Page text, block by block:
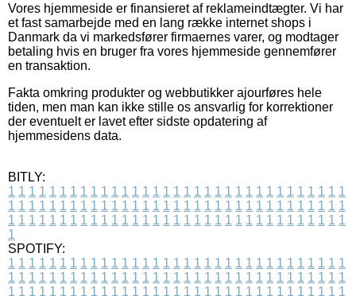
Vores hjemmeside er finansieret af reklameindtægter. Vi har
et fast samarbejde med en lang række internet shops i
Danmark da vi markedsfører firmaernes varer, og modtager
betaling hvis en bruger fra vores hjemmeside gennemfører
en transaktion.
Fakta omkring produkter og webbutikker ajourføres hele
tiden, men man kan ikke stille os ansvarlig for korrektioner
der eventuelt er lavet efter sidste opdatering af
hjemmesidens data.
BITLY:
1 1 1 1 1 1 1 1 1 1 1 1 1 1 1 1 1 1 1 1 1 1 1 1 1 1 1 1 1 1 1 1 1
1 1 1 1 1 1 1 1 1 1 1 1 1 1 1 1 1 1 1 1 1 1 1 1 1 1 1 1 1 1 1 1 1
1 1 1 1 1 1 1 1 1 1 1 1 1 1 1 1 1 1 1 1 1 1 1 1 1 1 1 1 1 1 1 1 1
1
SPOTIFY:
1 1 1 1 1 1 1 1 1 1 1 1 1 1 1 1 1 1 1 1 1 1 1 1 1 1 1 1 1 1 1 1 1
1 1 1 1 1 1 1 1 1 1 1 1 1 1 1 1 1 1 1 1 1 1 1 1 1 1 1 1 1 1 1 1 1
1 1 1 1 1 1 1 1 1 1 1 1 1 1 1 1 1 1 1 1 1 1 1 1 1 1 1 1 1 1 1 1 1